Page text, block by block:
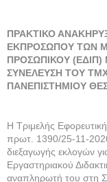
ΠΡΑΚΤΙΚΟ
ΕΚΠΡΟΣΩΠΟΥ ΤΩΝ
ΠΡΟΣΩΠΙΚΟΥ
ΣΥΝΕΛΕΥΣΗ ΤΟΥ
ΠΑΝΕΠΙΣΤΗΜΙΟΥ
Η Τριμελής
πρωτ. 1390/25-11-
διεξαγωγής εκλογών
Εργαστηριακού
αναπληρωτή του στη